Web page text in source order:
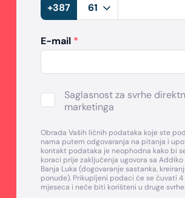
+387
E-mail *
Saglasnost za svrhe
marketinga
Obrada Vaših ličnih podataka koje ste
nama putem odgovaranja na pitanja i
kontakt podataka je neophodna kako bi
koraci prije zaključenja ugovora sa Addiko
Banja Luka (dogovaranje sastanka,
ponude). Prikupljeni podaci će se čuvati
mjeseca i neće biti korišteni u druge svrhe.